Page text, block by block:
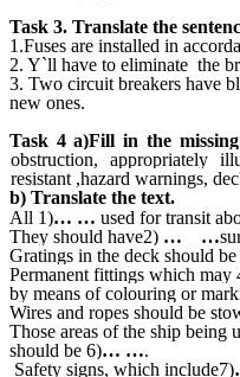
Task 3. Translate the
1.Fuses are installed in
2. Y`ll have to eliminate the
3. Two circuit breakers have
new ones.
Task 4a)Fill in the
obstruction, appropriately
resistant ,hazard warnings,
b) Translate the text.
All 1)… … used for transit
They should have2) … …
Gratings in the deck should
Permanent fittings which may
by means of colouring or
Wires and ropes should be
Those areas of the ship being
should be 6)… ….
Safety signs, which include7)